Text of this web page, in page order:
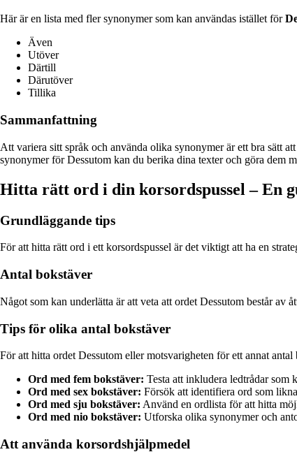
Här är en lista med fler synonymer som kan användas istället för
Även
Utöver
Därtill
Därutöver
Tillika
Sammanfattning
Att variera sitt språk och använda olika synonymer är ett bra sätt
synonymer för Dessutom kan du berika dina texter och göra dem
Hitta rätt ord i din korsordspussel – En
Grundläggande tips
För att hitta rätt ord i ett korsordspussel är det viktigt att ha en
Antal bokstäver
Något som kan underlätta är att veta att ordet Dessutom består av
Tips för olika antal bokstäver
För att hitta ordet Dessutom eller motsvarigheten för ett annat antal
Ord med fem bokstäver: Testa att inkludera ledtrådar som
Ord med sex bokstäver: Försök att identifiera ord som
Ord med sju bokstäver: Använd en ordlista för att hitta
Ord med nio bokstäver: Utforska olika synonymer och
Att använda korsordshjälpmedel